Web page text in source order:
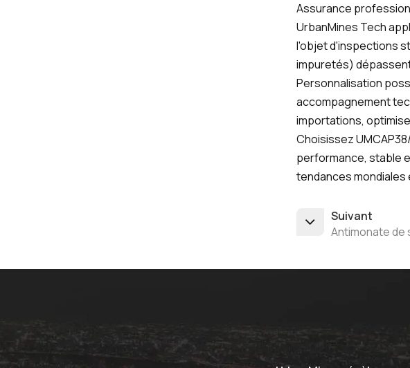
Assurance
UrbanMines Tech
l'objet d'inspections
impuretés)
Personnalisation
accompagnement
importations,
Choisissez
performance, stable
tendances
Suivant
Antimonate de